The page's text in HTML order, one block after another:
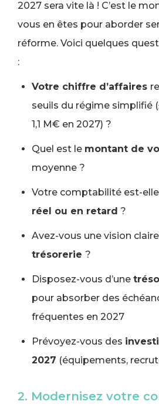
2027 sera vite là ! C’est le
vous en êtes pour aborder
réforme. Voici quelques
:
Votre chiffre d’affaires
seuils du régime simplifié
1,1 M€ en 2027) ?
Quel est le montant de
moyenne ?
Votre comptabilité est-elle
réel ou en retard ?
Avez-vous une vision
trésorerie ?
Disposez-vous d’une
pour absorber des
fréquentes en 2027
Prévoyez-vous des
2027 (équipements,
2. Modernisez votre